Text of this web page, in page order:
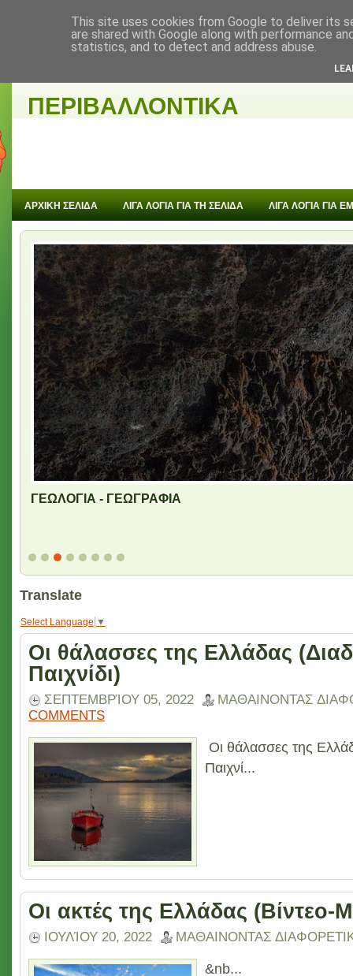
ΠΕΡΙΒΑΛΛΟΝΤΙΚΑ
ΑΡΧΙΚΗ ΣΕΛΙΔΑ ΛΙΓΑ ΛΟΓΙΑ ΓΙΑ ΤΗ ΣΕΛΙΔΑ ΛΙΓΑ ΛΟΓΙΑ ΓΙΑ
ΓΕΩΛΟΓΙΑ - ΓΕΩΓΡΑΦΙΑ
Translate
Select Language ▼
Οι θάλασσες της Ελλάδας
Παιχνίδι)
ΣΕΠΤΕΜΒΡΊΟΥ 05, 2022
ΜΑΘΑΙΝΟΝΤΑΣ
COMMENTS
Οι θάλασσες της
Παιχνί...
Οι ακτές της Ελλάδας (Βίντεο-
ΙΟΥΛΊΟΥ 20, 2022 ΜΑΘΑΙΝΟΝΤΑΣ
&nb...
This site uses cookies from Google to deliver its
are shared with Google along with performance
statistics, and to detect and address abuse.